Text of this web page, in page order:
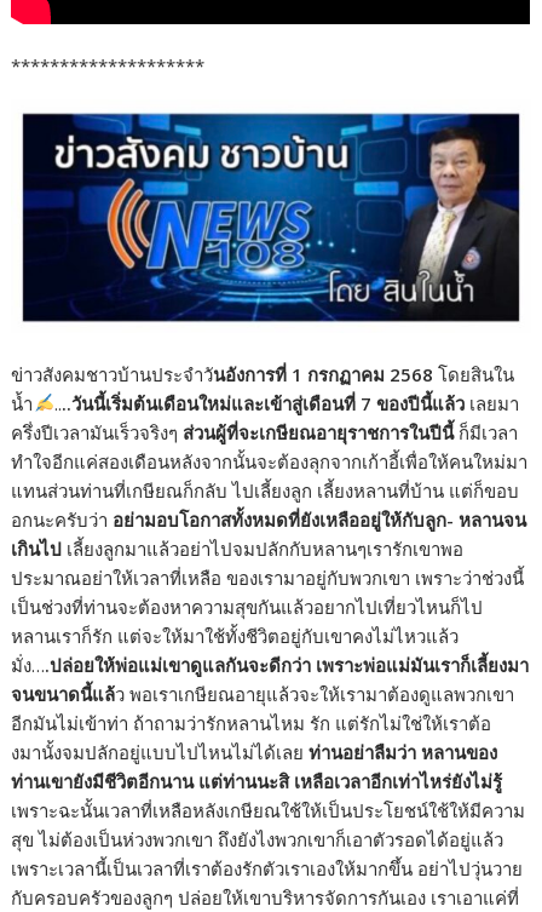
********************
ข่าวสังคมชาวบ้านประจำวันอังการที่ 1 กรกฏาคม 2568 โดยสินใน
น้ำ
....วันนี้เริ่มต้นเดือนใหม่และเข้าสู่เดือนที่ 7 ของปีนี้แล้วเลยมา
ครึ่งปีเวลามันเร็วจริงๆ ส่วนผู้ที่จะเกษียณอายุราชการในปีนี้ก็มีเวลา
ทำใจอีกแค่สองเดือนหลังจากนั้นจะต้องลุกจากเก้าอี้เพื่อให้คนใหม่มา
แทนส่วนท่านที่เกษียณก็กลับ ไปเลี้ยงลูก เลี้ยงหลานที่บ้าน แต่ก็ขอบ
อกนะครับว่า อย่ามอบโอกาสทั้งหมดที่ยังเหลืออยู่ให้กับลูก- หลานจน
เกินไป เลี้ยงลูกมาแล้วอย่าไปจมปลักกับหลานๆเรารักเขาพอ
ประมาณอย่าให้เวลาที่เหลือ ของเรามาอยู่กับพวกเขา เพราะว่าช่วงนี้
เป็นช่วงที่ท่านจะต้องหาความสุขกันแล้วอยากไปเที่ยวไหนก็ไป
หลานเราก็รัก แต่จะให้มาใช้ทั้งชีวิตอยู่กับเขาคงไม่ไหวแล้ว
มั่ง….ปล่อยให้พ่อแม่เขาดูแลกันจะดีกว่า เพราะพ่อแม่มันเราก็เลี้ยงมา
จนขนาดนี้แล้ว พอเราเกษียณอายุแล้วจะให้เรามาต้องดูแลพวกเขา
อีกมันไม่เข้าท่า ถ้าถามว่ารักหลานไหม รัก แต่รักไม่ใช่ให้เราต้อ
งมานั้งจมปลักอยู่แบบไปไหนไม่ได้เลยท่านอย่าลืมว่า หลานของ
ท่านเขายังมีชีวิตอีกนาน แต่ท่านนะสิ เหลือเวลาอีกเท่าไหร่ยังไม่รู้
เพราะฉะนั้นเวลาที่เหลือหลังเกษียณใช้ให้เป็นประโยชน์ใช้ให้มีความ
สุข ไม่ต้องเป็นห่วงพวกเขา ถึงยังไงพวกเขาก็เอาตัวรอดได้อยู่แล้ว
เพราะเวลานี้เป็นเวลาที่เราต้องรักตัวเราเองให้มากขึ้น อย่าไปวุ่นวาย
กับครอบครัวของลูกๆ ปล่อยให้เขาบริหารจัดการกันเอง เราเอาแค่ที่